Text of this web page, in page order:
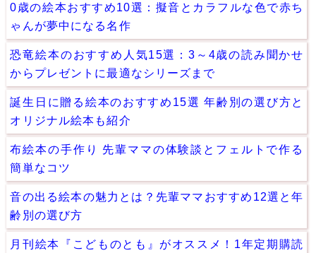
0歳の絵本おすすめ10選：擬音とカラフルな色で赤ち
ゃんが夢中になる名作
恐竜絵本のおすすめ人気15選：3～4歳の読み聞かせ
からプレゼントに最適なシリーズまで
誕生日に贈る絵本のおすすめ15選 年齢別の選び方と
オリジナル絵本も紹介
布絵本の手作り 先輩ママの体験談とフェルトで作る
簡単なコツ
音の出る絵本の魅力とは？先輩ママおすすめ12選と年
齢別の選び方
月刊絵本『こどものとも』がオススメ！1年定期購読